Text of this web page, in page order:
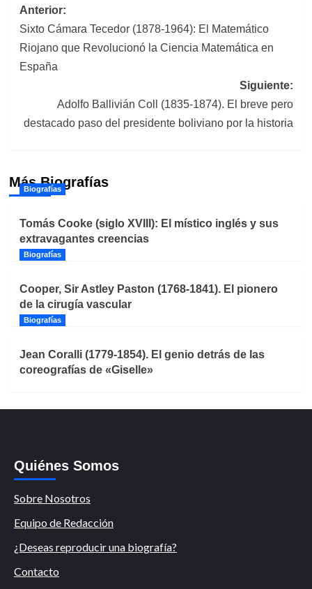
Navegación
de
entradas
Anterior:
Sixto Cámara Tecedor (1878-1964): El Matemático
Riojano que Revolucionó la Ciencia Matemática en
España
Siguiente:
Adolfo Ballivián Coll (1835-1874). El breve pero
destacado paso del presidente boliviano por la historia
Más Biografías
Biografías
Tomás Cooke (siglo XVIII): El místico inglés y sus
extravagantes creencias
Biografías
Cooper, Sir Astley Paston (1768-1841). El pionero
de la cirugía vascular
Biografías
Jean Coralli (1779-1854). El genio detrás de las
coreografías de «Giselle»
Quiénes Somos
Sobre Nosotros
Equipo de Redacción
¿Deseas reproducir una biografía?
Contacto